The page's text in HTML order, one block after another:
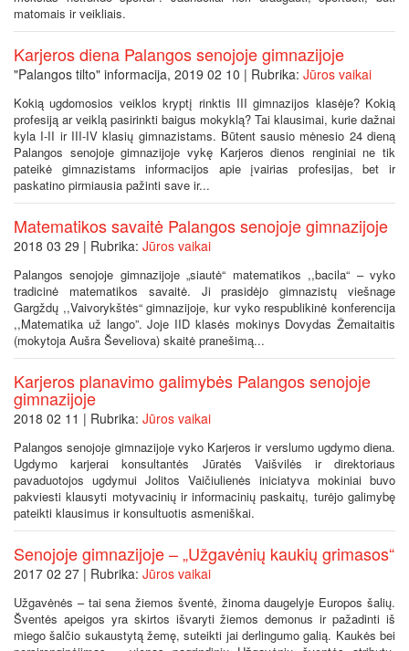
matomais ir veikliais.
Karjeros diena Palangos senojoje gimnazijoje
"Palangos tilto" informacija, 2019 02 10 | Rubrika: Jūros vaikai
Kokią ugdomosios veiklos kryptį rinktis III gimnazijos klasėje? Kokią
profesiją ar veiklą pasirinkti baigus mokyklą? Tai klausimai, kurie dažnai
kyla I-II ir III-IV klasių gimnazistams. Būtent sausio mėnesio 24 dieną
Palangos senojoje gimnazijoje vykę Karjeros dienos renginiai ne tik
pateikė gimnazistams informacijos apie įvairias profesijas, bet ir
paskatino pirmiausia pažinti save ir...
Matematikos savaitė Palangos senojoje gimnazijoje
2018 03 29 | Rubrika: Jūros vaikai
Palangos senojoje gimnazijoje „siautė“ matematikos ,,bacila“ – vyko
tradicinė matematikos savaitė. Ji prasidėjo gimnazistų viešnage
Gargždų ,,Vaivorykštės“ gimnazijoje, kur vyko respublikinė konferencija
,,Matematika už lango”. Joje IID klasės mokinys Dovydas Žemaitaitis
(mokytoja Aušra Ševeliova) skaitė pranešimą...
Karjeros planavimo galimybės Palangos senojoje
gimnazijoje
2018 02 11 | Rubrika: Jūros vaikai
Palangos senojoje gimnazijoje vyko Karjeros ir verslumo ugdymo diena.
Ugdymo karjerai konsultantės Jūratės Vaišvilės ir direktoriaus
pavaduotojos ugdymui Jolitos Vaičiulienės iniciatyva mokiniai buvo
pakviesti klausyti motyvacinių ir informacinių paskaitų, turėjo galimybę
pateikti klausimus ir konsultuotis asmeniškai.
Senojoje gimnazijoje – „Užgavėnių kaukių grimasos“
2017 02 27 | Rubrika: Jūros vaikai
Užgavėnės – tai sena žiemos šventė, žinoma daugelyje Europos šalių.
Šventės apeigos yra skirtos išvaryti žiemos demonus ir pažadinti iš
miego šalčio sukaustytą žemę, suteikti jai derlingumo galią. Kaukės bei